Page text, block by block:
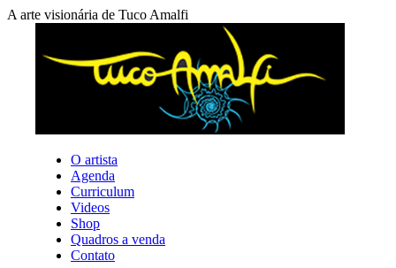
A arte visionária de Tuco Amalfi
O artista
Agenda
Curriculum
Videos
Shop
Quadros a venda
Contato